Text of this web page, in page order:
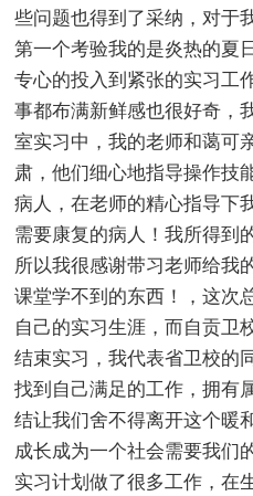
些问题也得到了采纳，对于
第一个考验我的是炎热的夏
专心的投入到紧张的实习工
事都布满新鲜感也很好奇，
室实习中，我的老师和蔼可
肃，他们细心地指导操作技
病人，在老师的精心指导下
需要康复的病人！我所得到
所以我很感谢带习老师给我
课堂学不到的东西！，这次
自己的实习生涯，而自贡卫
结束实习，我代表省卫校的
找到自己满足的工作，拥有
结让我们舍不得离开这个暖
成长成为一个社会需要我们
实习计划做了很多工作，在